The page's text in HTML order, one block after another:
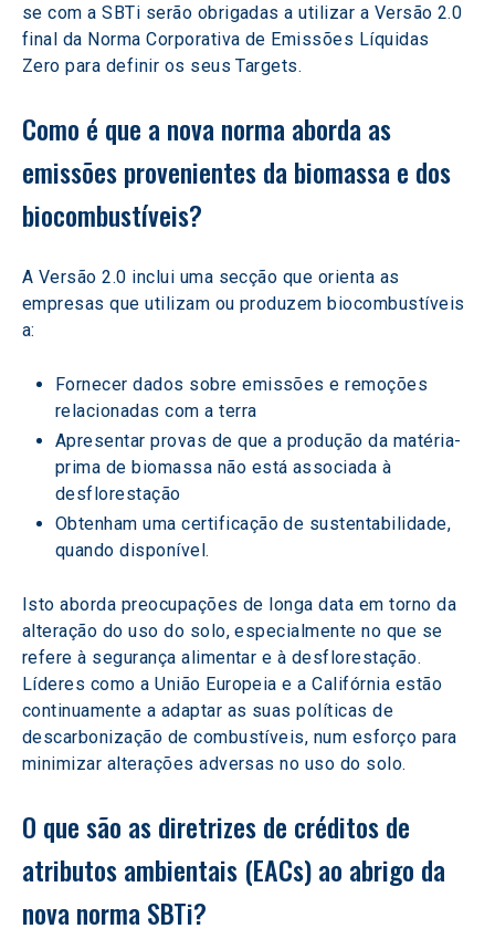
se com a SBTi serão obrigadas a utilizar a Versão 2.0
final da Norma Corporativa de Emissões Líquidas
Zero para definir os seus Targets.
Como é que a nova norma aborda as
emissões provenientes da biomassa e dos
biocombustíveis?
A Versão 2.0 inclui uma secção que orienta as
empresas que utilizam ou produzem biocombustíveis
a:
Fornecer dados sobre emissões e remoções
relacionadas com a terra
Apresentar provas de que a produção da matéria-
prima de biomassa não está associada à
desflorestação
Obtenham uma certificação de sustentabilidade,
quando disponível.
Isto aborda preocupações de longa data em torno da
alteração do uso do solo, especialmente no que se
refere à segurança alimentar e à desflorestação.
Líderes como a União Europeia e a Califórnia estão
continuamente a adaptar as suas políticas de
descarbonização de combustíveis, num esforço para
minimizar alterações adversas no uso do solo.
O que são as diretrizes de créditos de
atributos ambientais (EACs) ao abrigo da
nova norma SBTi?